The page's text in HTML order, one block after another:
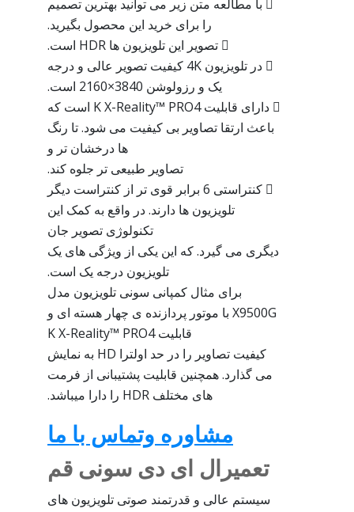
 با مطالعه متن زیر می توانید بهترین تصمیم
را برای خرید این محصول بگیرید.
 تصویر این تلویزیون ها HDR است.
 در تلویزیون 4K کیفیت تصویر عالی و درجه
یک و رزولوشن 3840×2160 است.
 دارای قابلیت K X-Reality™ PRO4 است که
باعث ارتقا تصاویر بی کیفیت می شود. تا رنگ
ها درخشان تر و
تصاویر طبیعی تر جلوه کند.
 کنتراستی 6 برابر قوی تر از کنتراست دیگر
تلویزیون ها دارند. در واقع به کمک این
تکنولوژی تصویر جان
دیگری می گیرد. که این یکی از ویژگی های یک
تلویزیون درجه یک است.
برای مثال کمپانی سونی تلویزیون مدل
X9500G با موتور پردازنده ی چهار هسته ای و
قابلیت K X-Reality™ PRO4
کیفیت تصاویر را در حد اولترا HD به نمایش
می گذارد. همچنین قابلیت پشتیبانی از فرمت
های مختلف HDR را دارا میباشد.
مشاوره وتماس با ما
تعمیرال ای دی سونی قم
سیستم عالی و قدرتمند صوتی تلویزیون های